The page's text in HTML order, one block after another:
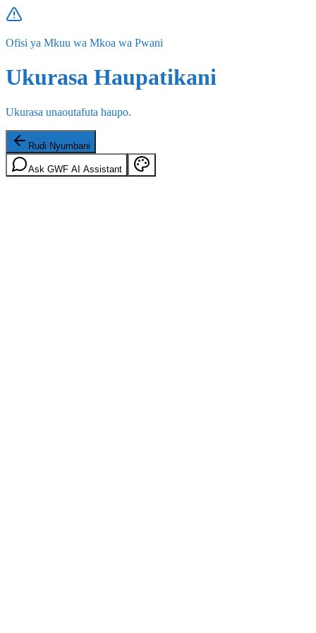
Ofisi ya Mkuu wa Mkoa wa Pwani
Ukurasa Haupatikani
Ukurasa unaoutafuta haupo.
Rudi Nyumbani
Ask GWF AI Assistant